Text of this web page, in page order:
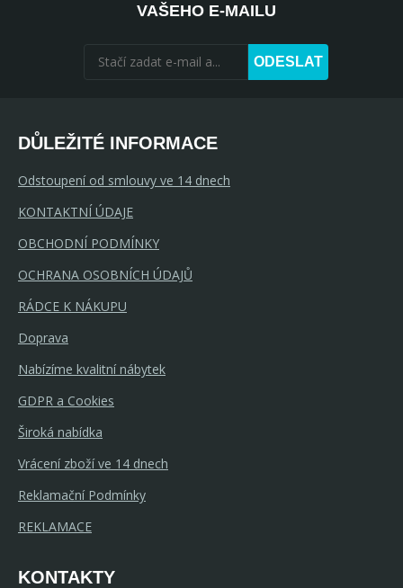
VAŠEHO E-MAILU
ODESLAT
DŮLEŽITÉ INFORMACE
Odstoupení od smlouvy ve 14 dnech
KONTAKTNÍ ÚDAJE
OBCHODNÍ PODMÍNKY
OCHRANA OSOBNÍCH ÚDAJŮ
RÁDCE K NÁKUPU
Doprava
Nabízíme kvalitní nábytek
GDPR a Cookies
Široká nabídka
Vrácení zboží ve 14 dnech
Reklamační Podmínky
REKLAMACE
KONTAKTY